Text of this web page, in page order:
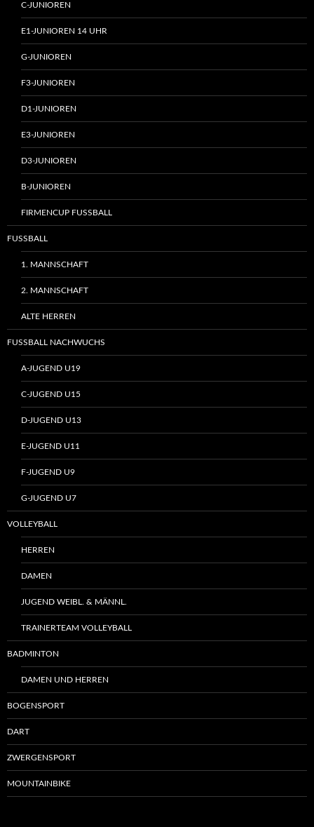
C-JUNIOREN
E1-JUNIOREN 14 UHR
G-JUNIOREN
F3-JUNIOREN
D1-JUNIOREN
E3-JUNIOREN
D3-JUNIOREN
B-JUNIOREN
FIRMENCUP FUSSBALL
FUSSBALL
1. MANNSCHAFT
2. MANNSCHAFT
ALTE HERREN
FUSSBALL NACHWUCHS
A-JUGEND U19
C-JUGEND U15
D-JUGEND U13
E-JUGEND U11
F-JUGEND U9
G-JUGEND U7
VOLLEYBALL
HERREN
DAMEN
JUGEND WEIBL. & MÄNNL.
TRAINERTEAM VOLLEYBALL
BADMINTON
DAMEN UND HERREN
BOGENSPORT
DART
ZWERGENSPORT
MOUNTAINBIKE